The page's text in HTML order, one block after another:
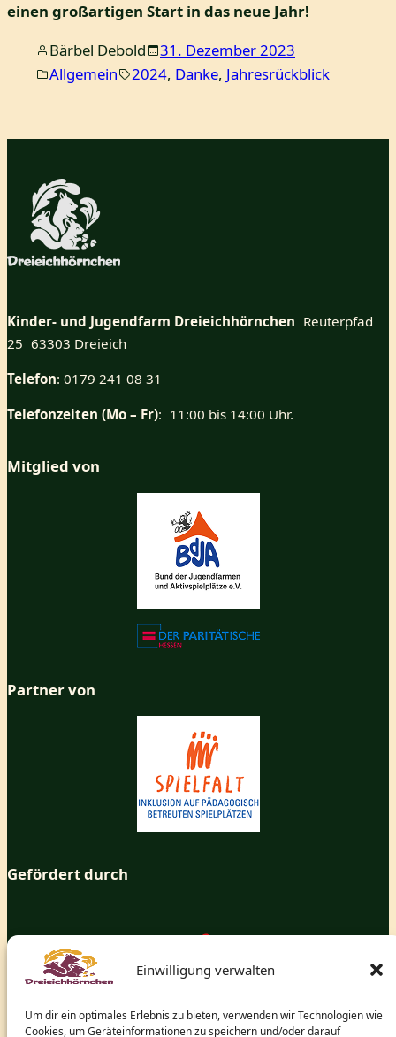
Einwilligung verwalten
Um dir ein optimales Erlebnis zu bieten, verwenden wir Technologien wie
Cookies, um Geräteinformationen zu speichern und/oder darauf
einen großartigen Start in das neue Jahr!
Bärbel Debold
31. Dezember 2023
Allgemein
2024, Danke, Jahresrückblick
Kinder- und Jugendfarm Dreieichhörnchen Reuterpfad
25 63303 Dreieich
Telefon: 0179 241 08 31
Telefonzeiten (Mo – Fr): 11:00 bis 14:00 Uhr.
Mitglied von
Partner von
Gefördert durch